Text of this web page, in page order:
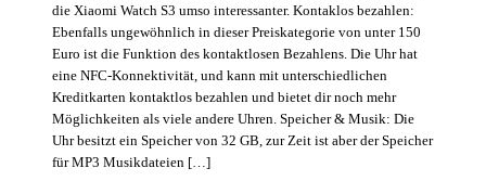
die Xiaomi Watch S3 umso interessanter. Kontaklos bezahlen:
Ebenfalls ungewöhnlich in dieser Preiskategorie von unter 150
Euro ist die Funktion des kontaktlosen Bezahlens. Die Uhr hat
eine NFC-Konnektivität, und kann mit unterschiedlichen
Kreditkarten kontaktlos bezahlen und bietet dir noch mehr
Möglichkeiten als viele andere Uhren. Speicher & Musik: Die
Uhr besitzt ein Speicher von 32 GB, zur Zeit ist aber der Speicher
für MP3 Musikdateien […]